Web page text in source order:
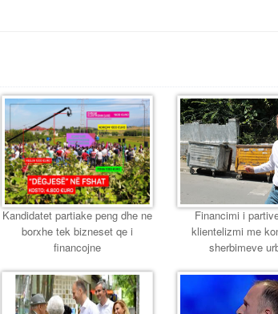
Kandidatet partiake peng dhe ne
borxhe tek bizneset qe i
financojne
Financimi i
klientelizmi me
sherbimeve